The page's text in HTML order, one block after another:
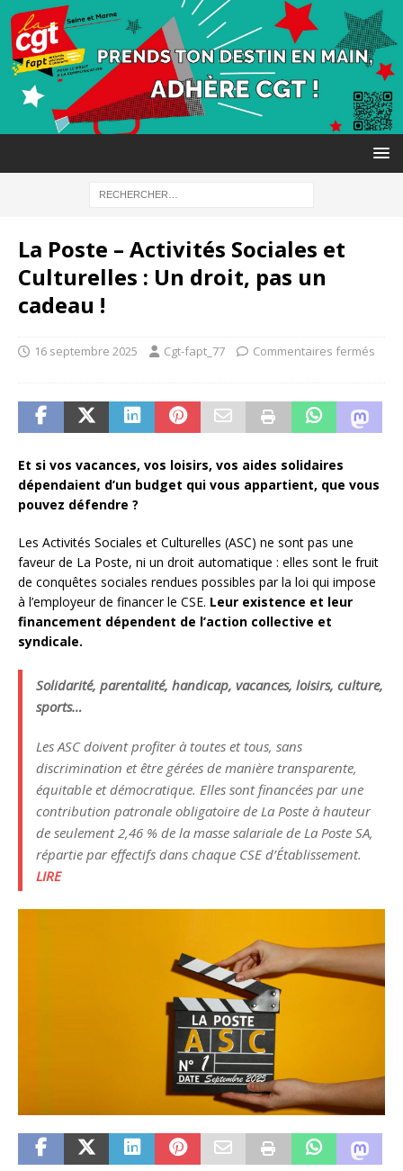
La Poste – Activités Sociales et
Culturelles : Un droit, pas un
cadeau !
16 septembre 2025 Cgt-fapt_77 Commentaires fermés
Et si vos vacances, vos loisirs, vos aides solidaires
dépendaient d’un budget qui vous appartient, que vous
pouvez défendre ?
Les Activités Sociales et Culturelles (ASC) ne sont pas une
faveur de La Poste, ni un droit automatique : elles sont le fruit
de conquêtes sociales rendues possibles par la loi qui impose
à l’employeur de financer le CSE. Leur existence et leur
financement dépendent de l’action collective et
syndicale.
Solidarité, parentalité, handicap, vacances, loisirs, culture,
sports…
Les ASC doivent profiter à toutes et tous, sans
discrimination et être gérées de manière transparente,
équitable et démocratique. Elles sont financées par une
contribution patronale obligatoire de La Poste à hauteur
de seulement 2,46 % de la masse salariale de La Poste SA,
répartie par effectifs dans chaque CSE d’Établissement.
LIRE